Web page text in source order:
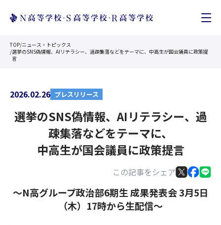
TOP/ニュース・トピックス
/選挙のSNS偽情報、AIリテラシー、過疎集落などをテーマに、中高生が国会議員に政策提
言
2026.02.26 プレスリリース
この記事をシェア
選挙のSNS偽情報、AIリテラシー、過
疎集落などをテーマに、
中高生が国会議員に政策提言
〜N高グループ政治部6期生 成果発表会 3月5日
（木）17時から生配信〜